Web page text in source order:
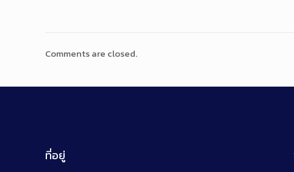
Comments are closed.
ที่อยู่